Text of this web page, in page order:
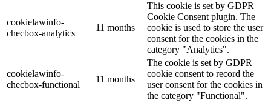
cookielawinfo-
checbox-analytics
11 months
This cookie is set by GDPR
Cookie Consent plugin. The
cookie is used to store the user
consent for the cookies in the
category "Analytics".
cookielawinfo-
checbox-functional
11 months
The cookie is set by GDPR
cookie consent to record the
user consent for the cookies in
the category "Functional".